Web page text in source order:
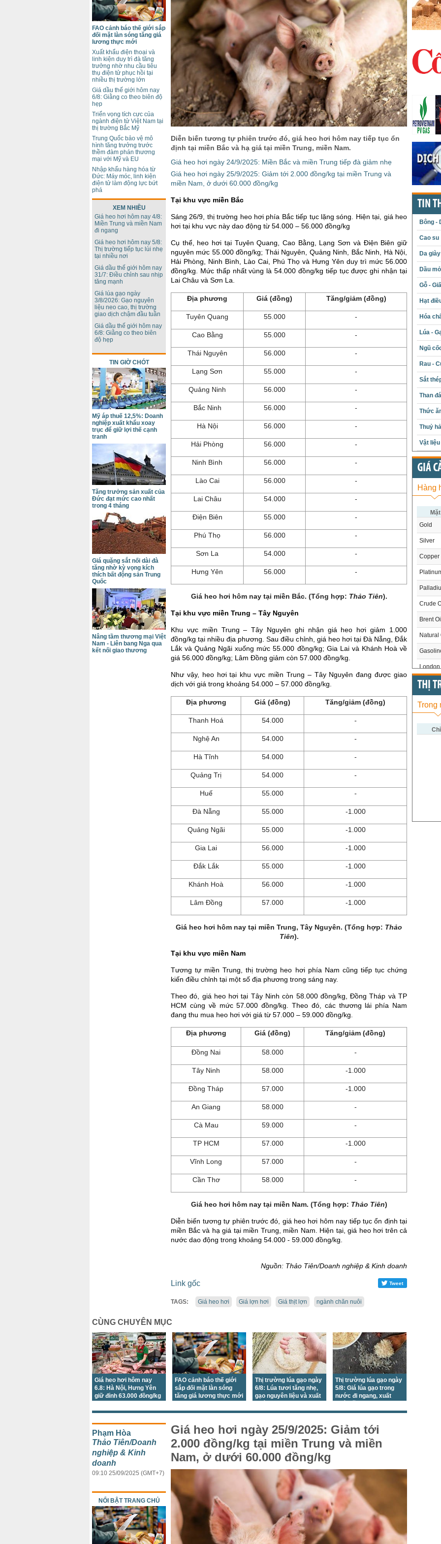
Diễn biến tương tự phiên trước đó, giá heo hơi hôm nay tiếp tục ổn
định tại miền Bắc và hạ giá tại miền Trung, miền Nam.
Giá heo hơi ngày 24/9/2025: Miền Bắc và miền Trung tiếp đà giảm nhẹ
Giá heo hơi ngày 25/9/2025: Giảm tới 2.000 đồng/kg tại miền Trung và
miền Nam, ở dưới 60.000 đồng/kg
Tại khu vực miền Bắc
Sáng 26/9, thị trường heo hơi phía Bắc tiếp tục lặng sóng. Hiện tại, giá heo
hơi tại khu vực này dao động từ 54.000 – 56.000 đồng/kg
Cụ thể, heo hơi tại Tuyên Quang, Cao Bằng, Lạng Sơn và Điện Biên giữ
nguyên mức 55.000 đồng/kg; Thái Nguyên, Quảng Ninh, Bắc Ninh, Hà Nội,
Hải Phòng, Ninh Bình, Lào Cai, Phú Thọ và Hưng Yên duy trì mức 56.000
đồng/kg. Mức thấp nhất vùng là 54.000 đồng/kg tiếp tục được ghi nhận tại
Lai Châu và Sơn La.
Địa phương Giá (đồng) Tăng/giảm (đồng)
Tuyên Quang 55.000 -
Cao Bằng 55.000 -
Thái Nguyên 56.000 -
Lạng Sơn 55.000 -
Quảng Ninh 56.000 -
Bắc Ninh 56.000 -
Hà Nội 56.000 -
Hải Phòng 56.000 -
Ninh Bình 56.000 -
Lào Cai 56.000 -
Lai Châu 54.000 -
Điện Biên 55.000 -
Phú Thọ 56.000 -
Sơn La 54.000 -
Hưng Yên 56.000 -
Giá heo hơi hôm nay tại miền Bắc. (Tổng hợp: Thảo Tiên).
Tại khu vực miền Trung – Tây Nguyên
Khu vực miền Trung – Tây Nguyên ghi nhận giá heo hơi giảm 1.000
đồng/kg tại nhiều địa phương. Sau điều chỉnh, giá heo hơi tại Đà Nẵng, Đắk
Lắk và Quảng Ngãi xuống mức 55.000 đồng/kg; Gia Lai và Khánh Hoà về
giá 56.000 đồng/kg; Lâm Đồng giảm còn 57.000 đồng/kg.
Như vậy, heo hơi tại khu vực miền Trung – Tây Nguyên đang được giao
dịch với giá trong khoảng 54.000 – 57.000 đồng/kg.
Địa phương Giá (đồng) Tăng/giảm (đồng)
Thanh Hoá 54.000 -
Nghệ An 54.000 -
Hà Tĩnh 54.000 -
Quảng Trị 54.000 -
Huế 55.000 -
Đà Nẵng 55.000 -1.000
Quảng Ngãi 55.000 -1.000
Gia Lai 56.000 -1.000
Đắk Lắk 55.000 -1.000
Khánh Hoà 56.000 -1.000
Lâm Đồng 57.000 -1.000
Giá heo hơi hôm nay tại miền Trung, Tây Nguyên. (Tổng hợp: Thảo
Tiên).
Tại khu vực miền Nam
Tương tự miền Trung, thị trường heo hơi phía Nam cũng tiếp tục chứng
kiến điều chỉnh tại một số địa phương trong sáng nay.
Theo đó, giá heo hơi tại Tây Ninh còn 58.000 đồng/kg, Đồng Tháp và TP
HCM cùng về mức 57.000 đồng/kg. Theo đó, các thương lái phía Nam
đang thu mua heo hơi với giá từ 57.000 – 59.000 đồng/kg.
Địa phương Giá (đồng) Tăng/giảm (đồng)
Đồng Nai 58.000 -
Tây Ninh 58.000 -1.000
Đồng Tháp 57.000 -1.000
An Giang 58.000 -
Cà Mau 59.000 -
TP HCM 57.000 -1.000
Vĩnh Long 57.000 -
Cần Thơ 58.000 -
Giá heo hơi hôm nay tại miền Nam. (Tổng hợp: Thảo Tiên)
Diễn biến tương tự phiên trước đó, giá heo hơi hôm nay tiếp tục ổn định tại
miền Bắc và hạ giá tại miền Trung, miền Nam. Hiện tại, giá heo hơi trên cả
nước dao động trong khoảng 54.000 - 59.000 đồng/kg.
Nguồn: Thảo Tiên/Doanh nghiệp & Kinh doanh
Link gốc Tweet
TAGS: Giá heo hơi Giá lợn hơi Giá thịt lợn ngành chăn nuôi
FAO cảnh báo thế giới sắp
đối mặt làn sóng tăng giá
lương thực mới
Xuất khẩu điện thoại và
linh kiện duy trì đà tăng
trưởng nhờ nhu cầu tiêu
thụ điện tử phục hồi tại
nhiều thị trường lớn
Giá dầu thế giới hôm nay
6/8: Giằng co theo biên độ
hẹp
Triển vọng tích cực của
ngành điện tử Việt Nam tại
thị trường Bắc Mỹ
Trung Quốc bảo vệ mô
hình tăng trưởng trước
thềm đàm phán thương
mại với Mỹ và EU
Nhập khẩu hàng hóa từ
Đức: Máy móc, linh kiện
điện tử làm động lực bứt
phá
XEM NHIỀU
Giá heo hơi hôm nay 4/8:
Miền Trung và miền Nam
đi ngang
Giá heo hơi hôm nay 5/8:
Thị trường tiếp tục lùi nhẹ
tại nhiều nơi
Giá dầu thế giới hôm nay
31/7: Điều chỉnh sau nhịp
tăng mạnh
Giá lúa gạo ngày
3/8/2026: Gạo nguyên
liệu neo cao, thị trường
giao dịch chậm đầu tuần
Giá dầu thế giới hôm nay
6/8: Giằng co theo biên
độ hẹp
TIN GIỜ CHÓT
Mỹ áp thuế 12,5%: Doanh
nghiệp xuất khẩu xoay
trục để giữ lợi thế cạnh
tranh
Tăng trưởng sản xuất của
Đức đạt mức cao nhất
trong 4 tháng
Giá quặng sắt nối dài đà
tăng nhờ kỳ vọng kích
thích bất động sản Trung
Quốc
Nâng tầm thương mại Việt
Nam - Liên bang Nga qua
kết nối giao thương
CÙNG CHUYÊN MỤC
Giá heo hơi hôm nay
6.8: Hà Nội, Hưng Yên
giữ đỉnh 63.000 đồng/kg
FAO cảnh báo thế giới
sắp đối mặt làn sóng
tăng giá lương thực mới
Thị trường lúa gạo ngày
6/8: Lúa tươi tăng nhẹ,
gạo nguyên liệu và xuất
Thị trường lúa gạo ngày
5/8: Giá lúa gạo trong
nước đi ngang, xuất
Giá heo hơi ngày 25/9/2025: Giảm tới
2.000 đồng/kg tại miền Trung và miền
Nam, ở dưới 60.000 đồng/kg
Phạm Hòa
Thảo Tiên/Doanh
nghiệp & Kinh
doanh
09:10 25/09/2025 (GMT+7)
NỔI BẬT TRANG CHỦ
TIN
Bông -
Cao su
Da giày
Dầu
Gỗ -
Hạt
Hóa
Lúa -
Ngũ
Rau -
Sắt
Than đá
Thức
Thuỷ
Vật
GIÁ
Hàng
Gold
Silver
Copper
Crude
Brent
Natural
London
US
US
US
THỊ
Trong